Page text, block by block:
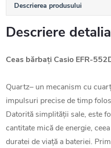
Descrierea produsului
Descriere
Ceas bărbați Casio EFR-
Quartz– un mecanism cu
impulsuri precise de timp
Datorită simplității sale, este
cantitate mică de energie,
duratei de viață a bateriei.